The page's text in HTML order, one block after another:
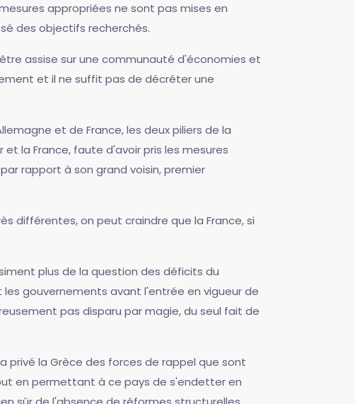
appropriées ne sont pas mises en
des objectifs recherchés.
assise sur une communauté d'économies et
et il ne suffit pas de décréter une
et de France, les deux piliers de la
la France, faute d'avoir pris les mesures
rapport à son grand voisin, premier
différentes, on peut craindre que la France, si
plus de la question des déficits du
gouvernements avant l'entrée en vigueur de
pas disparu par magie, du seul fait de
privé la Grèce des forces de rappel que sont
en permettant à ce pays de s'endetter en